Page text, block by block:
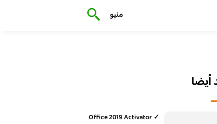
منيو
Office 2019 Activator ✓